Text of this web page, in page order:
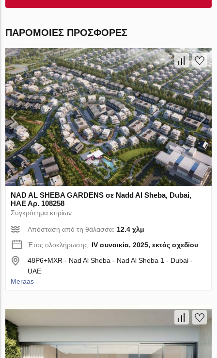
ΠΑΡΌΜΟΙΕΣ ΠΡΟΣΦΟΡΈΣ
NAD AL SHEBA GARDENS σε Nadd Al Sheba, Dubai,
ΗΑΕ Αρ. 108258
Συγκρότημα κτιρίων
Απόσταση από τη θάλασσα: 12.4 χλμ
Έτος ολοκλήρωσης: IV συνοικία, 2025, εκτός σχεδίου
48P6+MXR - Nad Al Sheba - Nad Al Sheba 1 - Dubai -
UAE
Meraas